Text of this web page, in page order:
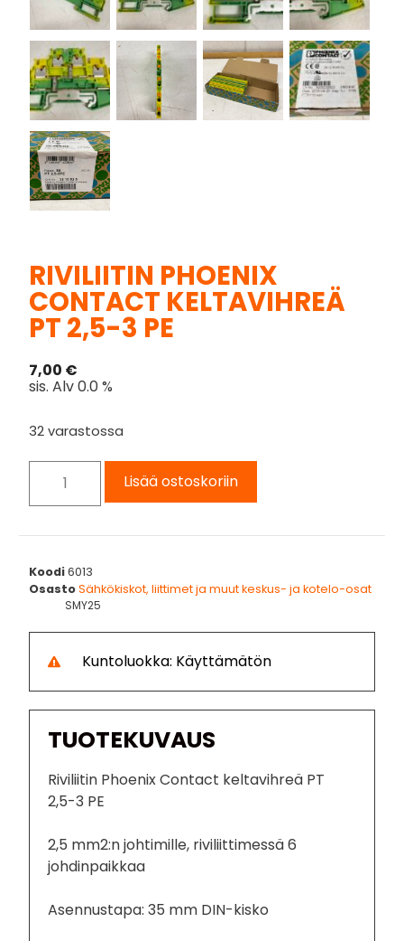
RIVILIITIN PHOENIX
CONTACT KELTAVIHREÄ
PT 2,5-3 PE
7,00 €
sis. Alv 0.0 %
32 varastossa
Lisää ostoskoriin
Koodi6013
OsastoSähkökiskot, liittimet ja muut keskus- ja kotelo-osat
SMY25
Kuntoluokka: Käyttämätön
TUOTEKUVAUS
Riviliitin Phoenix Contact keltavihreä PT
2,5-3 PE
2,5 mm2:n johtimille, riviliittimessä 6
johdinpaikkaa
Asennustapa: 35 mm DIN-kisko